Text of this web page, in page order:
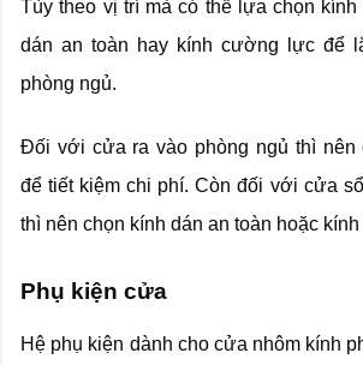
Tùy theo vị trí mà có thể lựa chọn
dán an toàn hay kính cường lực để
phòng ngủ.
Đối với cửa ra vào phòng ngủ thì nên
để tiết kiệm chi phí. Còn đối với cửa
thì nên chọn kính dán an toàn hoặc
Phụ kiện cửa
Hệ phụ kiện dành cho cửa nhôm kính